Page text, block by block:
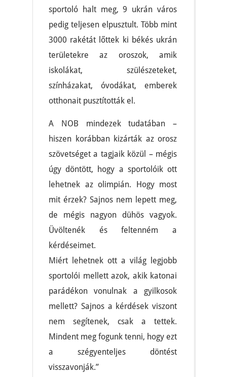
sportoló halt meg, 9 ukrán város
pedig teljesen elpusztult. Több mint
3000 rakétát lőttek ki békés ukrán
területekre az oroszok, amik
iskolákat, szülészeteket,
színházakat, óvodákat, emberek
otthonait pusztították el.
A NOB mindezek tudatában –
hiszen korábban kizárták az orosz
szövetséget a tagjaik közül – mégis
úgy döntött, hogy a sportolóik ott
lehetnek az olimpián. Hogy most
mit érzek? Sajnos nem lepett meg,
de mégis nagyon dühös vagyok.
Üvöltenék és feltenném a
kérdéseimet.
Miért lehetnek ott a világ legjobb
sportolói mellett azok, akik katonai
parádékon vonulnak a gyilkosok
mellett? Sajnos a kérdések viszont
nem segítenek, csak a tettek.
Mindent meg fogunk tenni, hogy ezt
a szégyenteljes döntést
visszavonják.”